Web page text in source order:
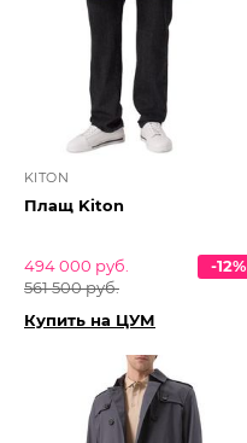
KITON
Плащ Kiton
494 000 руб.
561 500 руб.
-12%
Купить на ЦУМ